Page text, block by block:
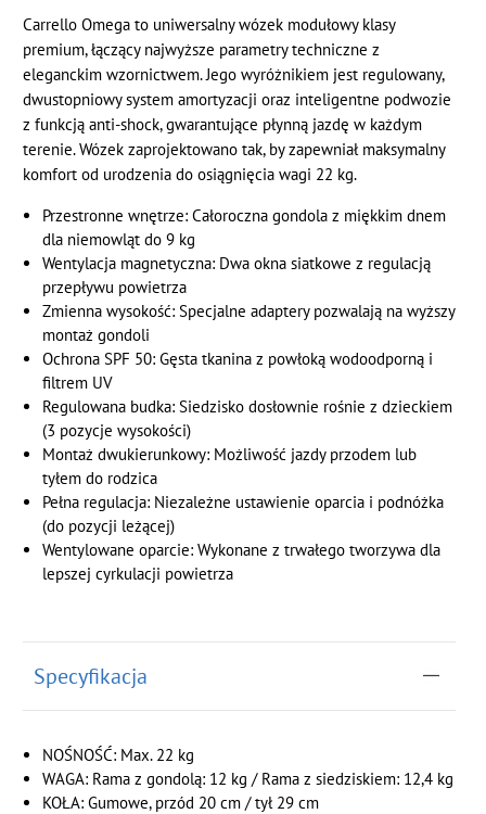
Carrello Omega to uniwersalny wózek modułowy klasy
premium, łączący najwyższe parametry techniczne z
eleganckim wzornictwem. Jego wyróżnikiem jest regulowany,
dwustopniowy system amortyzacji oraz inteligentne podwozie
z funkcją anti-shock, gwarantujące płynną jazdę w każdym
terenie. Wózek zaprojektowano tak, by zapewniał maksymalny
komfort od urodzenia do osiągnięcia wagi 22 kg.
Przestronne wnętrze: Całoroczna gondola z miękkim dnem
dla niemowląt do 9 kg
Wentylacja magnetyczna: Dwa okna siatkowe z regulacją
przepływu powietrza
Zmienna wysokość: Specjalne adaptery pozwalają na wyższy
montaż gondoli
Ochrona SPF 50: Gęsta tkanina z powłoką wodoodporną i
filtrem UV
Regulowana budka: Siedzisko dosłownie rośnie z dzieckiem
(3 pozycje wysokości)
Montaż dwukierunkowy: Możliwość jazdy przodem lub
tyłem do rodzica
Pełna regulacja: Niezależne ustawienie oparcia i podnóżka
(do pozycji leżącej)
Wentylowane oparcie: Wykonane z trwałego tworzywa dla
lepszej cyrkulacji powietrza
Specyfikacja
NOŚNOŚĆ: Max. 22 kg
WAGA: Rama z gondolą: 12 kg / Rama z siedziskiem: 12,4 kg
KOŁA: Gumowe, przód 20 cm / tył 29 cm